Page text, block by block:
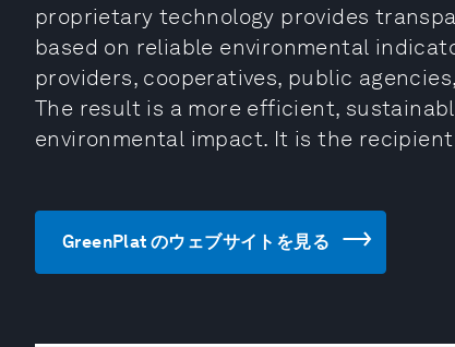
proprietary technology provides
based on reliable environmental
providers, cooperatives, public
The result is a more efficient,
environmental impact. It is the
GreenPlat のウェブサイトを見る